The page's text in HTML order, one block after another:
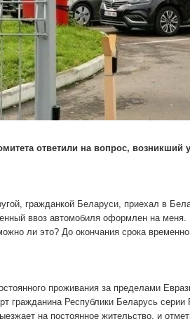
ответили на вопрос,
гражданкой Беларуси, приехал в
ввоз автомобиля оформлен на
ли это? До окончания срока
проживания за пределами
гражданина Республики Беларусь
на постоянное жительство, и